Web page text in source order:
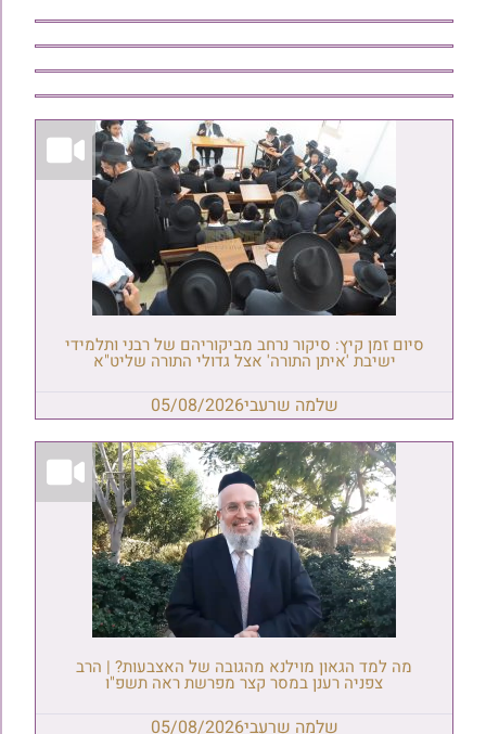
סיום זמן קיץ: סיקור נרחב מביקוריהם של רבני ותלמידי
ישיבת 'איתן התורה' אצל גדולי התורה שליט"א
שלמה שרעבי05/08/2026
מה למד הגאון מוילנא מהגובה של האצבעות? | הרב
צפניה רענן במסר קצר מפרשת ראה תשפ"ו
שלמה שרעבי05/08/2026